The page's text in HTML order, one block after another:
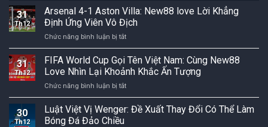
thức
khép
vòng
19:
Liverpool
và
Man
City
cùng
điểm
Love
–
Gabon
bị
loại
tại
CAN
2025,
chính
phủ
31
Th12
Arsenal 4-1 Aston Villa: New88 love Lời Khẳng
Định Ứng Viên Vô Địch
Chức năng bình luận bị tắtở
Arsenal
4-
Aston
Villa:
New88
love
31
Th12
FIFA World Cup Gọi Tên Việt Nam: Cùng New88
Love Nhìn Lại Khoảnh Khắc Ấn Tượng
Chức năng bình luận bị tắtở
FIFA
World
30
Th12
Luật Việt Vị Wenger: Đề Xuất Thay Đổi Có Thể Làm
Bóng Đá Đảo Chiều